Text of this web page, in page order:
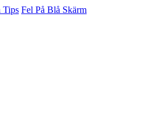
Tips Fel På Blå Skärm